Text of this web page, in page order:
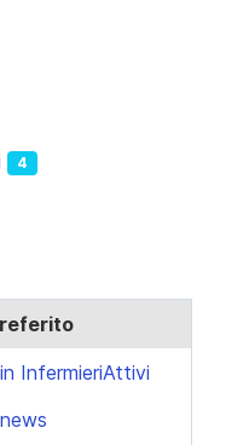
4
in InfermieriAttivi